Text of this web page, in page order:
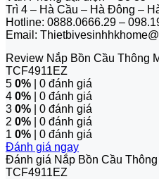
Trì 4 – Hà Cầu – Hà Đông –
Hotline: 0888.0666.29 –
Email:
Review Nắp Bồn Cầu Thông
TCF4911EZ
5 0% | 0 đánh giá
4 0% | 0 đánh giá
3 0% | 0 đánh giá
2 0% | 0 đánh giá
1 0% | 0 đánh giá
Đánh giá ngay
Đánh giá Nắp Bồn Cầu
TCF4911EZ